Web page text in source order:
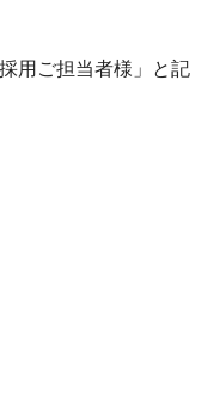
用ご担当者様」と記